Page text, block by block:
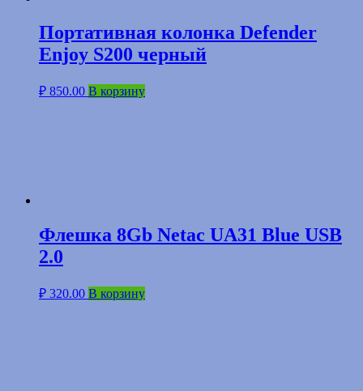
Портативная колонка Defender
Enjoy S200 черный
₽ 850.00 В корзину
Флешка 8Gb Netac UA31 Blue USB
2.0
₽ 320.00 В корзину